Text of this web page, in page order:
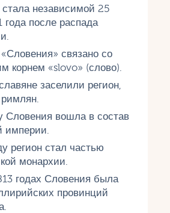
независимой 25
года после распада
связано со
корнем «slovo» (слово).
заселили регион,
Словения вошла в состав
империи.
регион стал частью
монархии.
годах Словения была
провинций